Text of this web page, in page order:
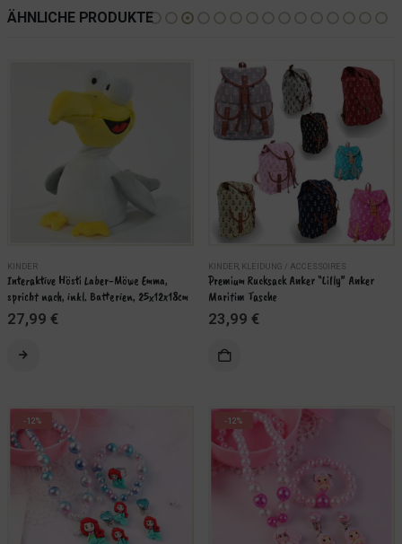
ÄHNLICHE PRODUKTE
KINDER
Interaktive Hösti Laber-Möwe Emma,
spricht nach, inkl. Batterien, 25x12x18cm
27,99 €
KINDER, KLEIDUNG / ACCESSOIRES
Premium Rucksack Anker “Lilly” Anker
Maritim Tasche
23,99 €
-12% -12%